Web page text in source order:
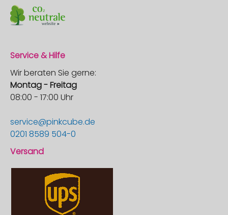
Service & Hilfe
Wir beraten Sie gerne:
Montag - Freitag
08:00 - 17:00 Uhr
service@pinkcube.de
0201 8589 504-0
Versand